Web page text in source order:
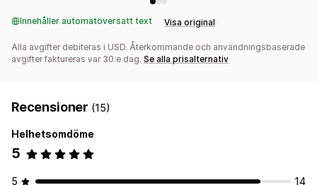
Innehåller automatöversatt text Visa original
Alla avgifter debiteras i USD. Återkommande och användningsbaserade
avgifter faktureras var 30:e dag. Se alla prisalternativ
Recensioner (15)
Helhetsomdöme
5
5
14